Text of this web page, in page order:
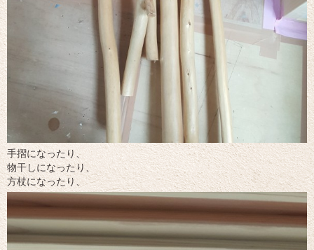
手摺になったり、
物干しになったり、
方杖になったり、